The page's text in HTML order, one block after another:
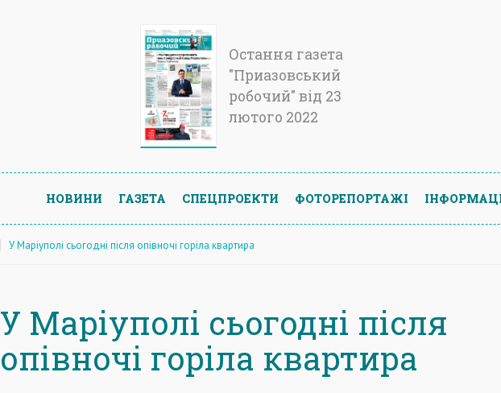
Остання газета
"Приазовський
робочий" від 23
лютого 2022
НОВИНИ ГАЗЕТА СПЕЦПРОЕКТИ ФОТОРЕПОРТАЖІ
У Маріуполі сьогодні після опівночі горіла квартира
У Маріуполі сьогодні після
опівночі горіла квартира